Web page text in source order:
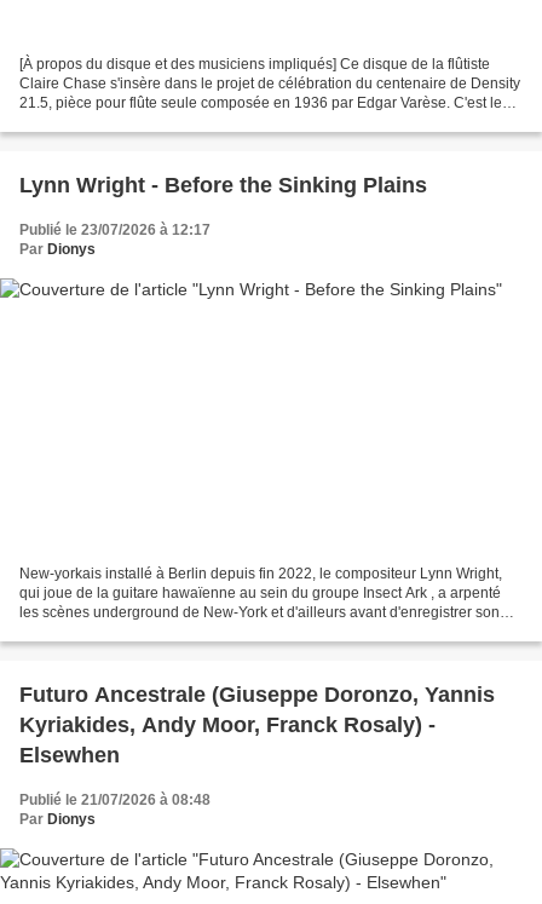
[À propos du disque et des musiciens impliqués] Ce disque de la flûtiste
Claire Chase s'insère dans le projet de célébration du centenaire de Density
21.5, pièce pour flûte seule composée en 1936 par Edgar Varèse. C'est le
Lynn Wright - Before the Sinking Plains
Publié le 23/07/2026 à 12:17
Par Dionys
New-yorkais installé à Berlin depuis fin 2022, le compositeur Lynn Wright,
qui joue de la guitare hawaïenne au sein du groupe Insect Ark , a arpenté
les scènes underground de New-York et d'ailleurs avant d'enregistrer son
Futuro Ancestrale (Giuseppe Doronzo, Yannis
Kyriakides, Andy Moor, Franck Rosaly) -
Elsewhen
Publié le 21/07/2026 à 08:48
Par Dionys